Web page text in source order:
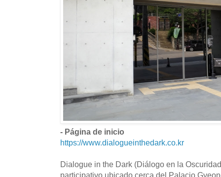
- Página de inicio
https://www.dialogueinthedark.co.kr
Dialogue in the Dark (Diálogo en la
participativo ubicado cerca del Palacio